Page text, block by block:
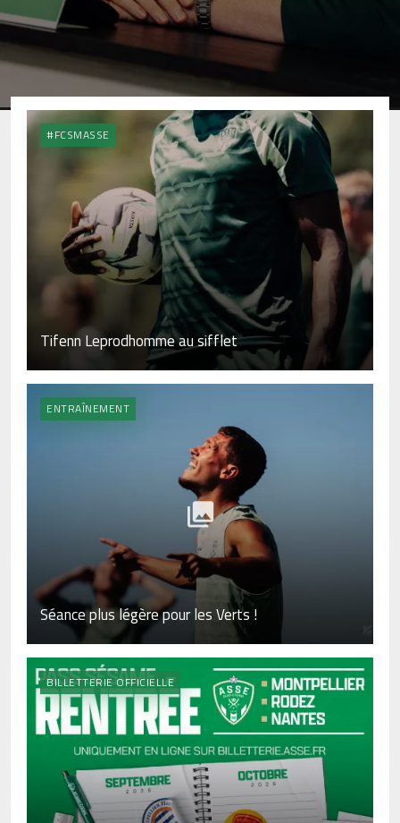
#FCSMASSE
Tifenn Leprodhomme au sifflet
ENTRAÎNEMENT
Séance plus légère pour les Verts !
BILLETTERIE OFFICIELLE